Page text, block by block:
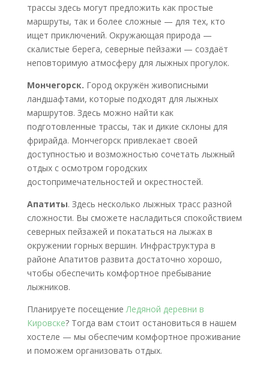
трассы здесь могут предложить как простые
маршруты, так и более сложные — для тех, кто
ищет приключений. Окружающая природа —
скалистые берега, северные пейзажи — создаёт
неповторимую атмосферу для лыжных прогулок.
Мончегорск. Город окружён живописными
ландшафтами, которые подходят для лыжных
маршрутов. Здесь можно найти как
подготовленные трассы, так и дикие склоны для
фрирайда. Мончегорск привлекает своей
доступностью и возможностью сочетать лыжный
отдых с осмотром городских
достопримечательностей и окрестностей.
Апатиты. Здесь несколько лыжных трасс разной
сложности. Вы сможете насладиться спокойствием
северных пейзажей и покататься на лыжах в
окружении горных вершин. Инфраструктура в
районе Апатитов развита достаточно хорошо,
чтобы обеспечить комфортное пребывание
лыжников.
Планируете посещениеЛедяной деревни в
Кировске? Тогда вам стоит остановиться в нашем
хостеле — мы обеспечим комфортное проживание
и поможем организовать отдых.